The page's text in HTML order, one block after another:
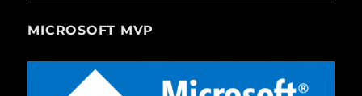
MICROSOFT MVP